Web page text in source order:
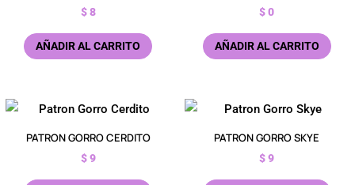
$8
AÑADIR AL CARRITO
$0
AÑADIR AL CARRITO
PATRON GORRO CERDITO
$9
PATRON GORRO SKYE
$9